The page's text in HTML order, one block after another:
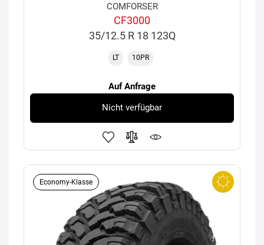
COMFORSER
CF3000
35/12.5 R 18 123Q
LT 10PR
Auf Anfrage
Nicht verfügbar
Economy-Klasse